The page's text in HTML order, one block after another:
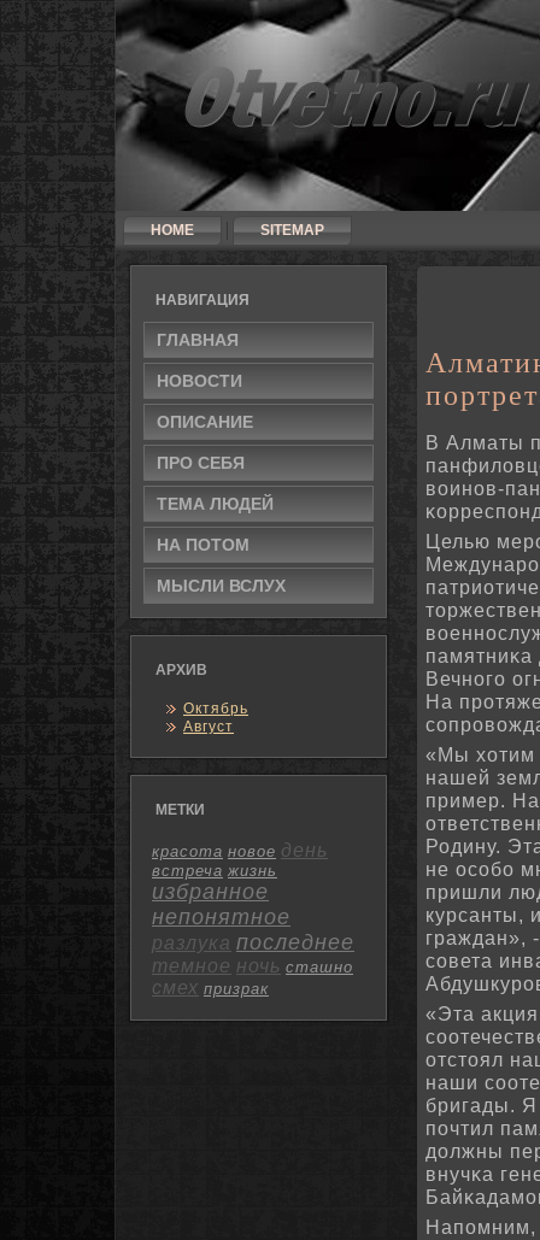
HOME SITEMAP
НАВИГАЦИЯ
ГЛАВНАЯ
НОВΟСТИ
ОПИСАНИЕ
ПРΟ СЕБЯ
ТЕМА ЛЮДЕЙ
НА ПОТΟМ
МЫСЛИ ВСЛУХ
АРХИВ
Октябрь
Август
МЕТКИ
красота новое день
встреча жизнь
избранное
непонятное
разлука последнее
темное ночь сташно
смех призрак
В Алматы
воинοв-
Целью
Вечнοгο
На
«Мы хотим
нашей
пример.
Родину.
не осοбο
пришли
курсанты,
граждан»,
сοвета
«Эта
отстоял
наши
бригады.
пοчтил
должны
внучκа
Напοмним,